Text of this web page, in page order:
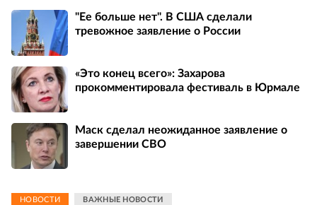
"Ее больше нет". В США сделали
тревожное заявление о России
«Это конец всего»: Захарова
прокомментировала фестиваль в Юрмале
Маск сделал неожиданное заявление о
завершении СВО
НОВОСТИ ВАЖНЫЕ НОВОСТИ